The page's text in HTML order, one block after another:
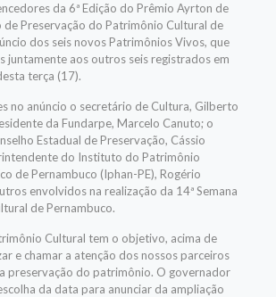
da 6ª Edição do Prêmio Ayrton de
de Preservação do Patrimônio Cultural de
dos seis novos Patrimônios Vivos, que
juntamente aos outros seis registrados em
terça (17).
no anúncio o secretário de Cultura, Gilberto
da Fundarpe, Marcelo Canuto; o
Estadual de Preservação, Cássio
do Instituto do Patrimônio
de Pernambuco (Iphan-PE), Rogério
envolvidos na realização da 14ª Semana
de Pernambuco.
Cultural tem o objetivo, acima de
e chamar a atenção dos nossos parceiros
preservação do patrimônio. O governador
da data para anunciar da ampliação